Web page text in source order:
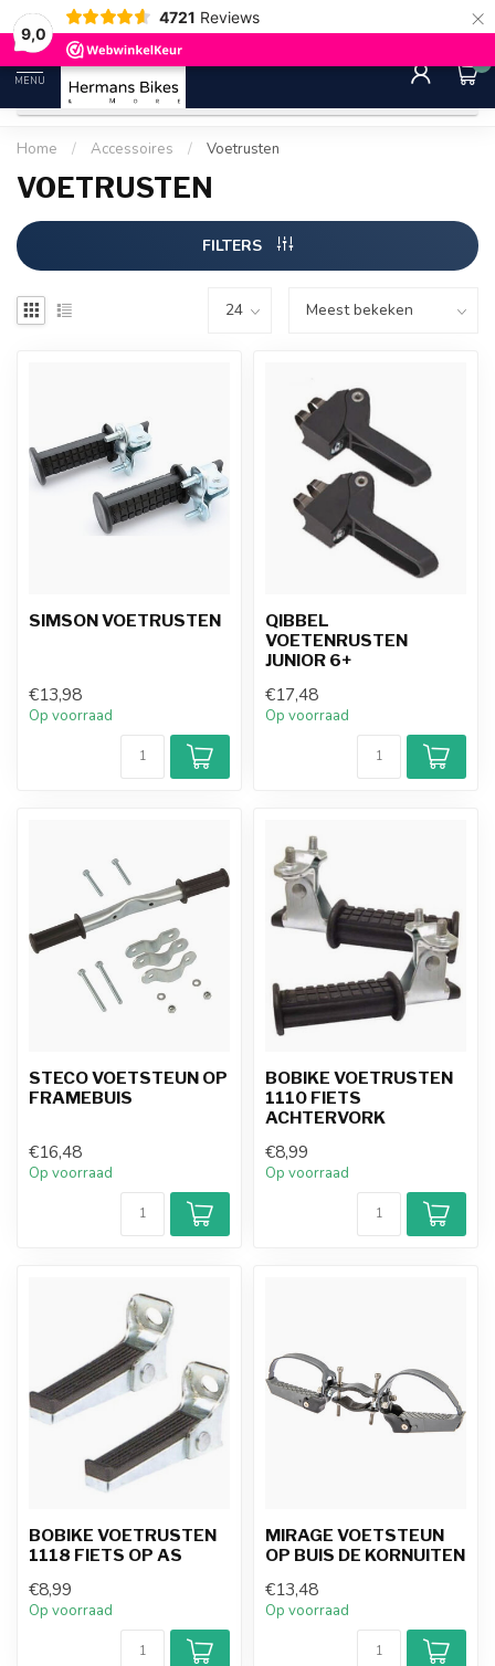
9,0
4721 Reviews ×
30 dagen bedenktijd Gratis
MENU
0
Home / Accessoires / Voetrusten
VOETRUSTEN
FILTERS
SIMSON VOETRUSTEN
€13,98
Op voorraad
QIBBEL
VOETENRUSTEN
JUNIOR 6+
€17,48
Op voorraad
STECO VOETSTEUN OP
FRAMEBUIS
€16,48
Op voorraad
BOBIKE VOETRUSTEN
1110 FIETS
ACHTERVORK
€8,99
Op voorraad
BOBIKE VOETRUSTEN
1118 FIETS OP AS
€8,99
Op voorraad
MIRAGE VOETSTEUN
OP BUIS DE KORNUITEN
€13,48
Op voorraad